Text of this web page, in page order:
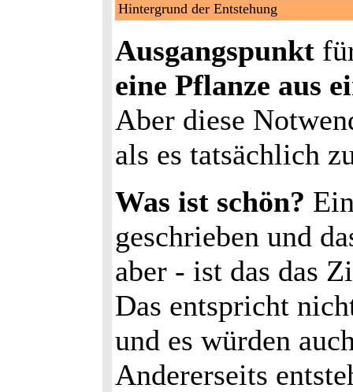
Hintergrund der Entstehung
Ausgangspunkt
eine Pflanze aus
Aber diese
als es tatsächlich
Was ist schön?
geschrieben und
aber - ist das das
Das entspricht
und es würden
Andererseits